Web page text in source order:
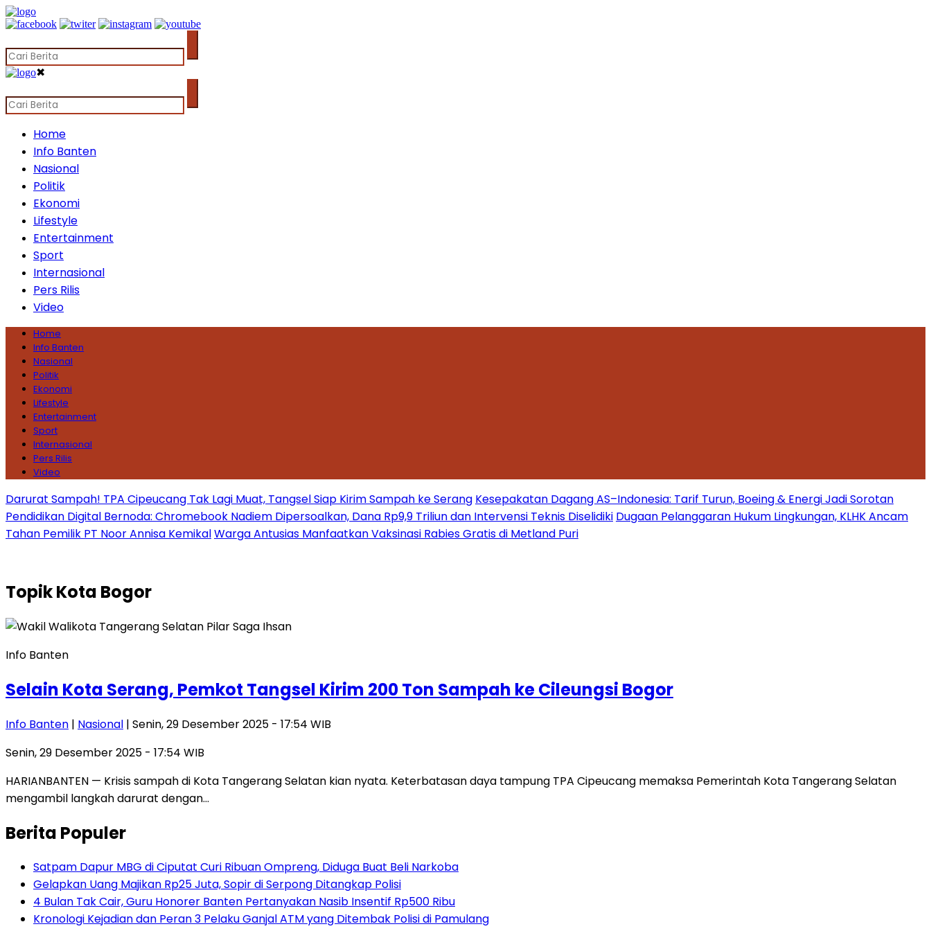
✖
Home
Info Banten
Nasional
Politik
Ekonomi
Lifestyle
Entertainment
Sport
Internasional
Pers Rilis
Video
Home
Info Banten
Nasional
Politik
Ekonomi
Lifestyle
Entertainment
Sport
Internasional
Pers Rilis
Video
Darurat Sampah! TPA Cipeucang Tak Lagi Muat, Tangsel Siap Kirim Sampah ke Serang Kesepakatan Dagang AS–Indonesia: Tarif Turun, Boeing & Energi Jadi Sorotan
Pendidikan Digital Bernoda: Chromebook Nadiem Dipersoalkan, Dana Rp9,9 Triliun dan Intervensi Teknis Diselidiki Dugaan Pelanggaran Hukum Lingkungan, KLHK Ancam
Tahan Pemilik PT Noor Annisa KemikalWarga Antusias Manfaatkan Vaksinasi Rabies Gratis di Metland Puri
TopikKota Bogor
Info Banten
Selain Kota Serang, Pemkot Tangsel Kirim 200 Ton Sampah ke Cileungsi Bogor
Info Banten | Nasional | Senin, 29 Desember 2025 - 17:54 WIB
Senin, 29 Desember 2025 - 17:54 WIB
HARIANBANTEN — Krisis sampah di Kota Tangerang Selatan kian nyata. Keterbatasan daya tampung TPA Cipeucang memaksa Pemerintah Kota Tangerang Selatan
mengambil langkah darurat dengan…
Berita Populer
Satpam Dapur MBG di Ciputat Curi Ribuan Ompreng, Diduga Buat Beli Narkoba
Gelapkan Uang Majikan Rp25 Juta, Sopir di Serpong Ditangkap Polisi
4 Bulan Tak Cair, Guru Honorer Banten Pertanyakan Nasib Insentif Rp500 Ribu
Kronologi Kejadian dan Peran 3 Pelaku Ganjal ATM yang Ditembak Polisi di Pamulang